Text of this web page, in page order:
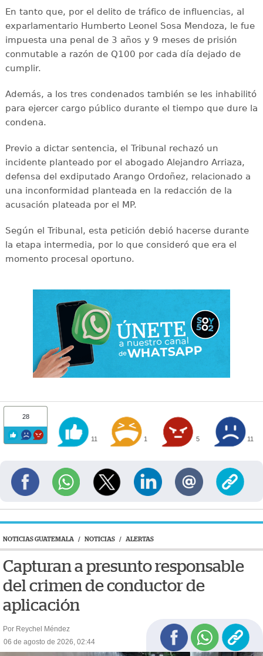
En tanto que, por el delito de tráfico de influencias, al
exparlamentario Humberto Leonel Sosa Mendoza, le fue
impuesta una penal de 3 años y 9 meses de prisión
conmutable a razón de Q100 por cada día dejado de
cumplir.
Además, a los tres condenados también se les inhabilitó
para ejercer cargo público durante el tiempo que dure la
condena.
Previo a dictar sentencia, el Tribunal rechazó un
incidente planteado por el abogado Alejandro Arriaza,
defensa del exdiputado Arango Ordoñez, relacionado a
una inconformidad planteada en la redacción de la
acusación plateada por el MP.
Según el Tribunal, esta petición debió hacerse durante
la etapa intermedia, por lo que consideró que era el
momento procesal oportuno.
28
11 1 5 11
NOTICIAS GUATEMALA / NOTICIAS / ALERTAS
Capturan a presunto responsable
del crimen de conductor de
aplicación
Por Reychel Méndez
06 de agosto de 2026, 02:44